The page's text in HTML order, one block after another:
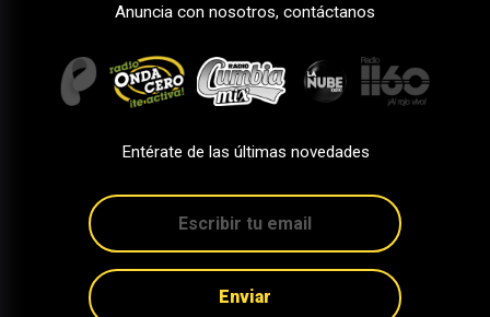
Anuncia con nosotros, contáctanos
Entérate de las últimas novedades
Enviar